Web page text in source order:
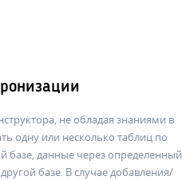
не обладая знаниями в
одну или несколько таблиц по
базе, данные через определенный
базе. В случае добавления/